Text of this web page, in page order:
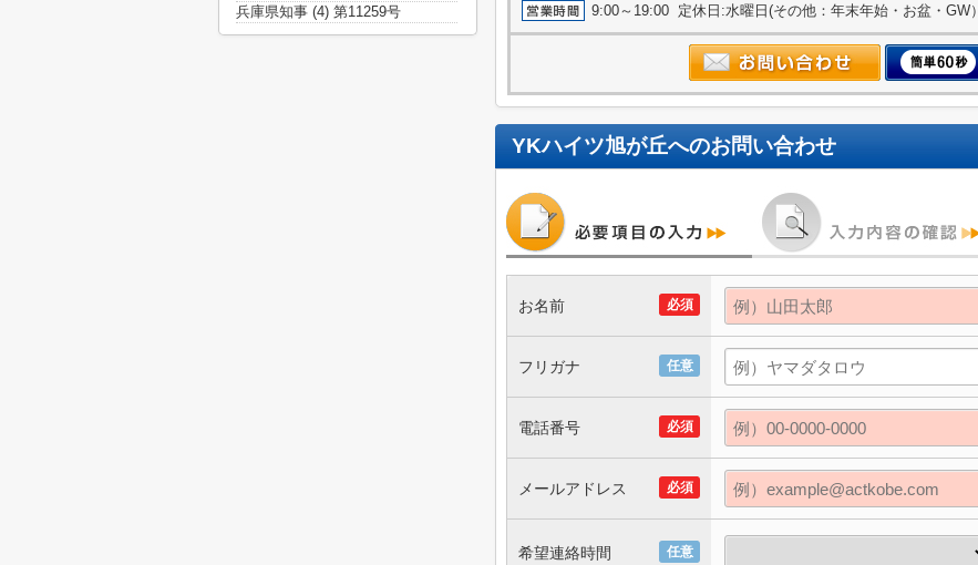
9:00～19:00 定休日:水曜日(その他：年末年始・お盆・GW）
YKハイツ旭が丘へのお問い合わせ
必須
お名前
任意
フリガナ
必須
電話番号
必須
メールアドレス
任意
希望連絡時間
兵庫県知事 (4) 第11259号